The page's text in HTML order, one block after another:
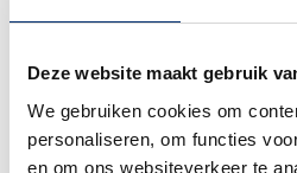
Deze website maakt gebruik
We gebruiken cookies om
personaliseren, om functies
en om ons websiteverkeer te
We verpakken onze
papier.Vanaf € 55,-
ook nog eens helemaal